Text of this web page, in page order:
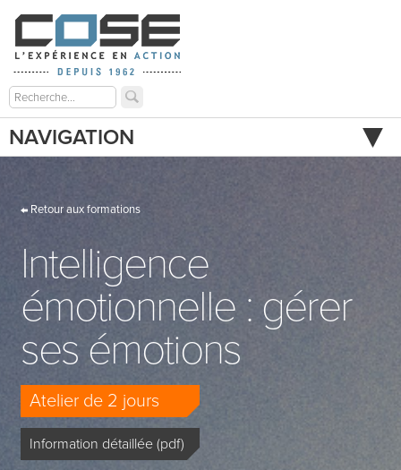
NAVIGATION
Retour aux formations
Intelligence
émotionnelle : gérer
ses émotions
Atelier de 2 jours
Information détaillée (pdf)